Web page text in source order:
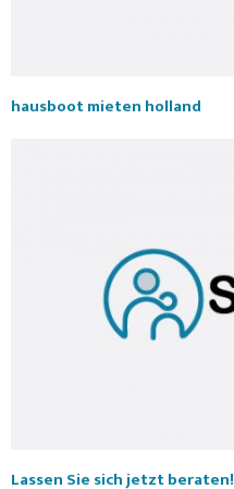
hausboot mieten holland
Lassen Sie sich jetzt beraten!